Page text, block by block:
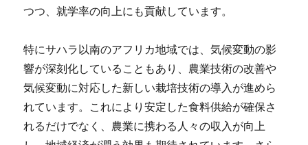
つつ、就学率の向上にも貢献しています。
特にサハラ以南のアフリカ地域では、気候変動の影
響が深刻化していることもあり、農業技術の改善や
気候変動に対応した新しい栽培技術の導入が進めら
れています。これにより安定した食料供給が確保さ
れるだけでなく、農業に携わる人々の収入が向上